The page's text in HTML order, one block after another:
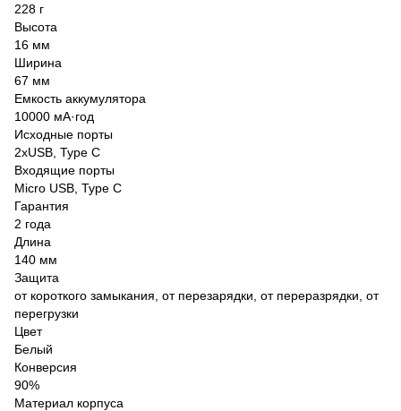
228 г
Высота
16 мм
Ширина
67 мм
Емкость аккумулятора
10000 мА·год
Исходные порты
2xUSB, Type C
Входящие порты
Micro USB, Type C
Гарантия
2 года
Длина
140 мм
Защита
от короткого замыкания, от перезарядки, от переразрядки, от
перегрузки
Цвет
Белый
Конверсия
90%
Материал корпуса